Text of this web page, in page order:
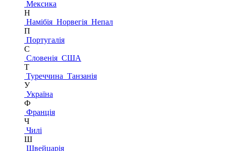
Мексика
Н
Намібія Норвегія Непал
П
Португалія
С
Словенія США
Т
Туреччина Танзанія
У
Україна
Ф
Франція
Ч
Чилі
Ш
Швейцарія